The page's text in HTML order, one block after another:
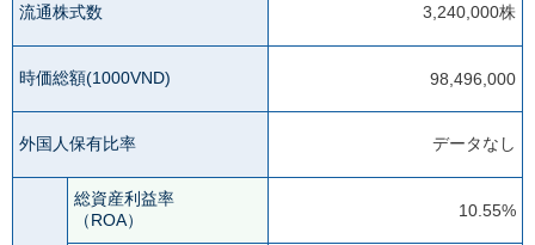
流通株式数 3,240,000株
時価総額(1000VND) 98,496,000
外国人保有比率 データなし
総資産利益率
（ROA）
10.55%